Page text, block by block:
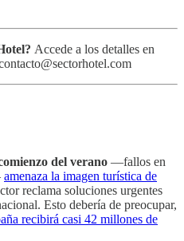
Accede a los detalles en
del verano —fallos en
amenaza la imagen turística de
reclama soluciones urgentes
Esto debería de preocupar,
recibirá casi 42 millones de